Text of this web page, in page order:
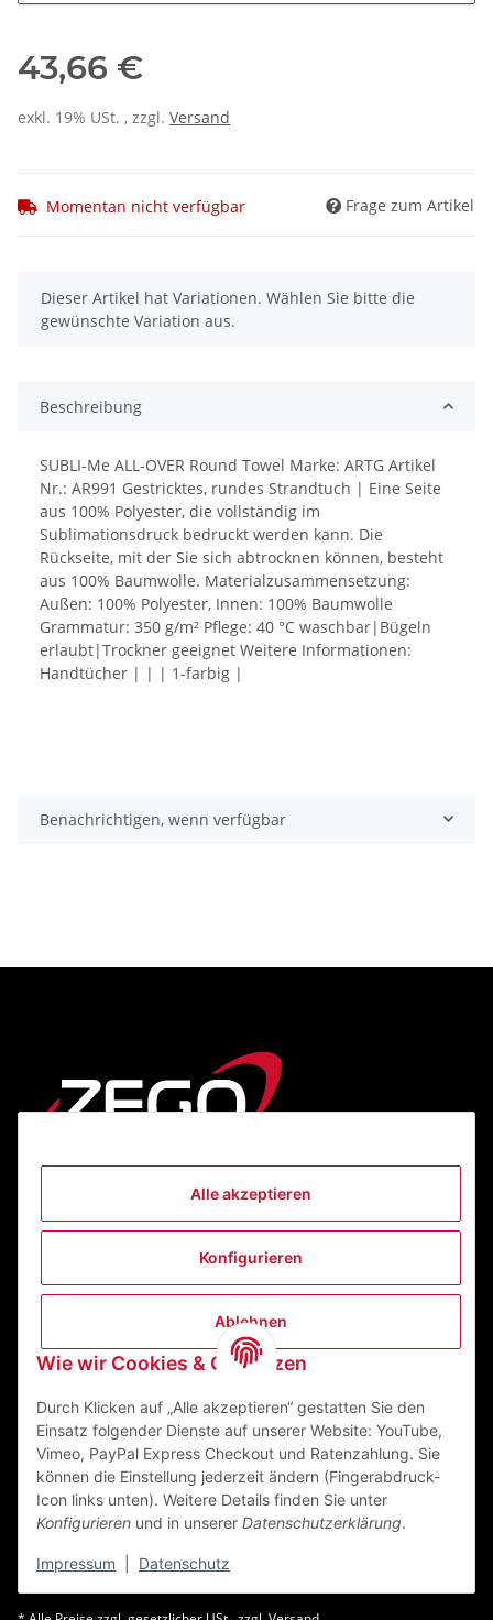
Alle akzeptieren
Konfigurieren
Ablehnen
Wie wir Cookies & Co nutzen
Durch Klicken auf „Alle akzeptieren“ gestatten Sie den
Einsatz folgender Dienste auf unserer Website: YouTube,
Vimeo, PayPal Express Checkout und Ratenzahlung. Sie
können die Einstellung jederzeit ändern (Fingerabdruck-
Icon links unten). Weitere Details finden Sie unter
Konfigurieren und in unserer Datenschutzerklärung.
Impressum Datenschutz
43,66 €
exkl. 19% USt. , zzgl. Versand
Momentan nicht verfügbar Frage zum Artikel
x
Dieser Artikel hat Variationen. Wählen Sie bitte die
gewünschte Variation aus.
Beschreibung
SUBLI-Me ALL-OVER Round Towel Marke: ARTG Artikel
Nr.: AR991 Gestricktes, rundes Strandtuch | Eine Seite
aus 100% Polyester, die vollständig im
Sublimationsdruck bedruckt werden kann. Die
Rückseite, mit der Sie sich abtrocknen können, besteht
aus 100% Baumwolle. Materialzusammensetzung:
Außen: 100% Polyester, Innen: 100% Baumwolle
Grammatur: 350 g/m² Pflege: 40 °C waschbar|Bügeln
erlaubt|Trockner geeignet Weitere Informationen:
Handtücher | | | 1-farbig |
Benachrichtigen, wenn verfügbar
Informationen
ZEGO Textilveredelungszentrum GmbH
63741 Aschaffenburg Deutschland
Mail:info@zego-tvz.de
Tel.:06021 59092-0